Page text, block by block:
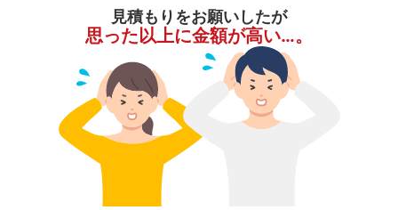
見積もりをお願いしたが
思った以上に金額が高い…。